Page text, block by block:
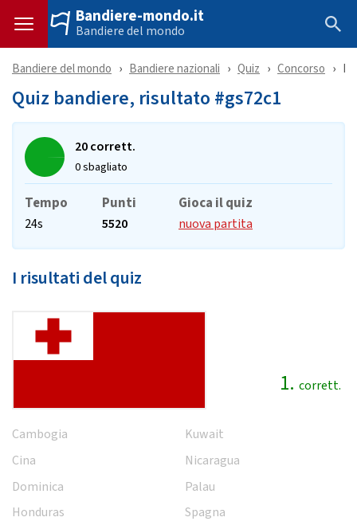
Bandiere-mondo.it
Bandiere del mondo
Bandiere del mondo Bandiere nazionali Quiz Concorso
Quiz bandiere, risultato #gs72c1
20 corrett.
0 sbagliato
Tempo
24s
Punti
5520
Gioca il quiz
nuova partita
I risultati del quiz
1. corrett.
Cambogia
Cina
Dominica
Honduras
Kuwait
Nicaragua
Palau
Spagna